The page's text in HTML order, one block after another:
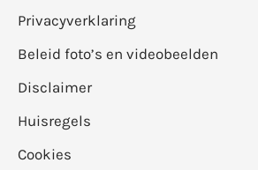
Privacyverklaring
Beleid foto’s en videobeelden
Disclaimer
Huisregels
Cookies